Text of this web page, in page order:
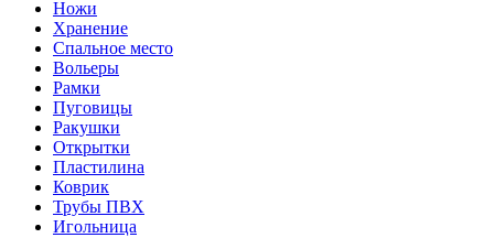
Ножи
Хранение
Спальное место
Вольеры
Рамки
Пуговицы
Ракушки
Открытки
Пластилина
Коврик
Трубы ПВХ
Игольница